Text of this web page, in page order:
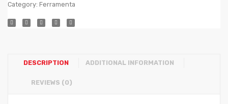
Category: Ferramenta
DESCRIPTION ADDITIONAL INFORMATION
REVIEWS (0)